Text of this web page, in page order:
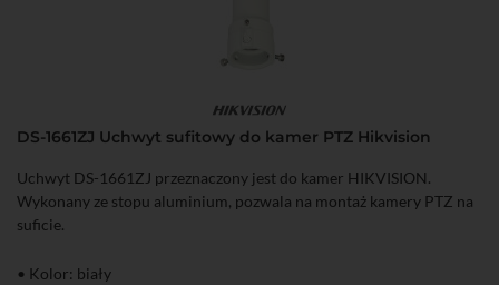
DS-1661ZJ Uchwyt sufitowy do kamer PTZ Hikvision
Uchwyt DS-1661ZJ przeznaczony jest do kamer HIKVISION.
Wykonany ze stopu aluminium, pozwala na montaż kamery PTZ na
suficie.
• Kolor: biały